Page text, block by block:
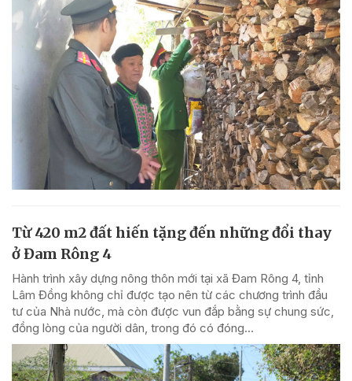
Từ 420 m2 đất hiến tặng đến những đổi thay
ở Đam Rông 4
Hành trình xây dựng nông thôn mới tại xã Đam Rông 4, tỉnh
Lâm Đồng không chỉ được tạo nên từ các chương trình đầu
tư của Nhà nước, mà còn được vun đắp bằng sự chung sức,
đồng lòng của người dân, trong đó có đóng...